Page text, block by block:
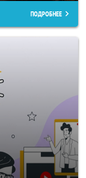
ПОДРОБНЕЕ